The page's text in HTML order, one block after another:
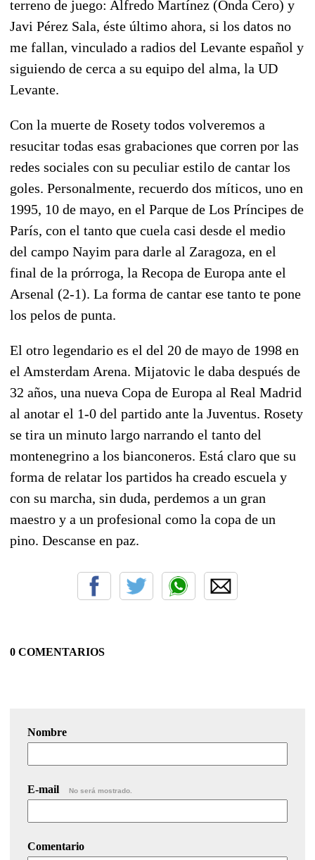
terreno de juego: Alfredo Martínez (Onda Cero) y
Javi Pérez Sala, éste último ahora, si los datos no
me fallan, vinculado a radios del Levante español y
siguiendo de cerca a su equipo del alma, la UD
Levante.
Con la muerte de Rosety todos volveremos a
resucitar todas esas grabaciones que corren por las
redes sociales con su peculiar estilo de cantar los
goles. Personalmente, recuerdo dos míticos, uno en
1995, 10 de mayo, en el Parque de Los Príncipes de
París, con el tanto que cuela casi desde el medio
del campo Nayim para darle al Zaragoza, en el
final de la prórroga, la Recopa de Europa ante el
Arsenal (2-1). La forma de cantar ese tanto te pone
los pelos de punta.
El otro legendario es el del 20 de mayo de 1998 en
el Amsterdam Arena. Mijatovic le daba después de
32 años, una nueva Copa de Europa al Real Madrid
al anotar el 1-0 del partido ante la Juventus. Rosety
se tira un minuto largo narrando el tanto del
montenegrino a los bianconeros. Está claro que su
forma de relatar los partidos ha creado escuela y
con su marcha, sin duda, perdemos a un gran
maestro y a un profesional como la copa de un
pino. Descanse en paz.
0 COMENTARIOS
Nombre
E-mail No será mostrado.
Comentario